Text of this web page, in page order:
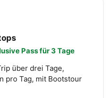
Pass für 3 Tage
über drei Tage,
pro Tag, mit Bootstour